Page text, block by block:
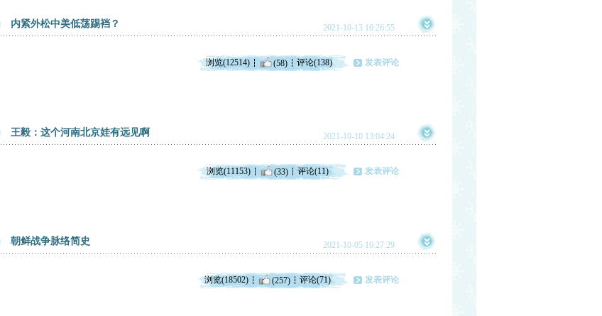
内紧外松中美低荡踢裆？ 2021-10-13 16:26:55
浏览(12514) (58) 评论(138) 发表评论
王毅：这个河南北京娃有远见啊 2021-10-10 13:04:24
浏览(11153) (33) 评论(11) 发表评论
朝鲜战争脉络简史 2021-10-05 16:27:29
浏览(18502) (257) 评论(71) 发表评论